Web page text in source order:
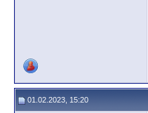
01.02.2023, 15:20